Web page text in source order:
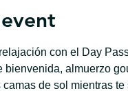
con el Day
bienvenida, almuerzo
de sol mientras